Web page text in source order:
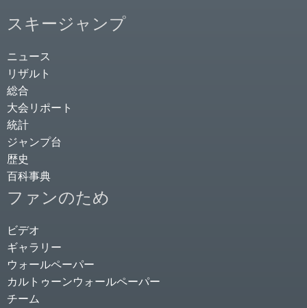
スキージャンプ
ニュース
リザルト
総合
大会リポート
統計
ジャンプ台
歴史
百科事典
ファンのため
ビデオ
ギャラリー
ウォールペーパー
カルトゥーンウォールペーパー
チーム